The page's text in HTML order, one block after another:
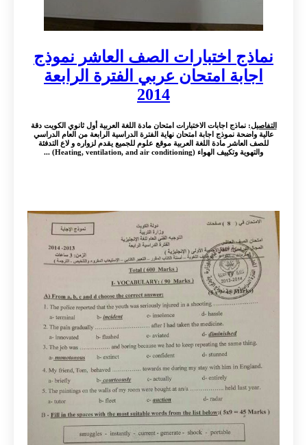
نماذج اختبارات الصف العاشر نموذج
اجابة امتحان عربي الفترة الرابعة
2014
التفاصيل: نماذج اجابات الاختبارات امتحان مادة اللغة العربية أول ثانوي الكويت دقة
عالية واضحة نموذج اجابة امتحان نهاية الفترة الدراسية الرابعة من العام الدراسي
للصف العاشر مادة اللغة العربية موقع علوم للجميع يقدم لزواره و لاع التدفئة
والتهوية وتكييف الهواء (Heating, ventilation, and air conditioning) ...